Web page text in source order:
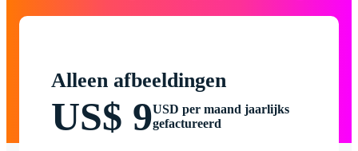
Alleen afbeeldingen
US$ 9USD per maand jaarlijks
gefactureerd